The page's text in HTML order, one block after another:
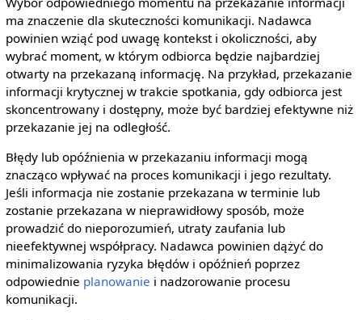
ma znaczenie dla skuteczności komunikacji. Nadawca
powinien wziąć pod uwagę kontekst i okoliczności, aby
wybrać moment, w którym odbiorca będzie najbardziej
otwarty na przekazaną informację. Na przykład, przekazanie
informacji krytycznej w trakcie spotkania, gdy odbiorca jest
skoncentrowany i dostępny, może być bardziej efektywne niż
przekazanie jej na odległość.
Błędy lub opóźnienia w przekazaniu informacji mogą
znacząco wpływać na proces komunikacji i jego rezultaty.
Jeśli informacja nie zostanie przekazana w terminie lub
zostanie przekazana w nieprawidłowy sposób, może
prowadzić do nieporozumień, utraty zaufania lub
nieefektywnej współpracy. Nadawca powinien dążyć do
minimalizowania ryzyka błędów i opóźnień poprzez
odpowiednie planowanie i nadzorowanie procesu
komunikacji.